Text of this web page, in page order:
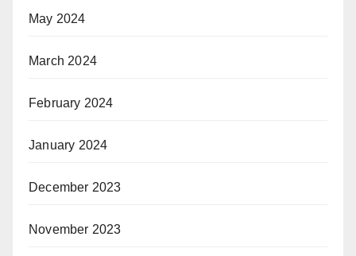
May 2024
March 2024
February 2024
January 2024
December 2023
November 2023